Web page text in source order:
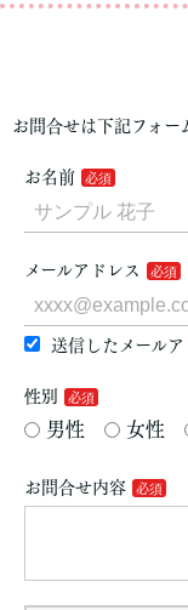
お問合せは下記フォー
お名前
メールアドレス
送信したメール
性別
男性 女性
お問合せ内容